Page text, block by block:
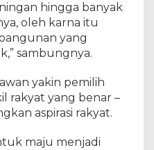
hingga banyak
oleh karna itu
yang
sambungnya.
yakin pemilih
rakyat yang benar –
aspirasi rakyat.
maju menjadi